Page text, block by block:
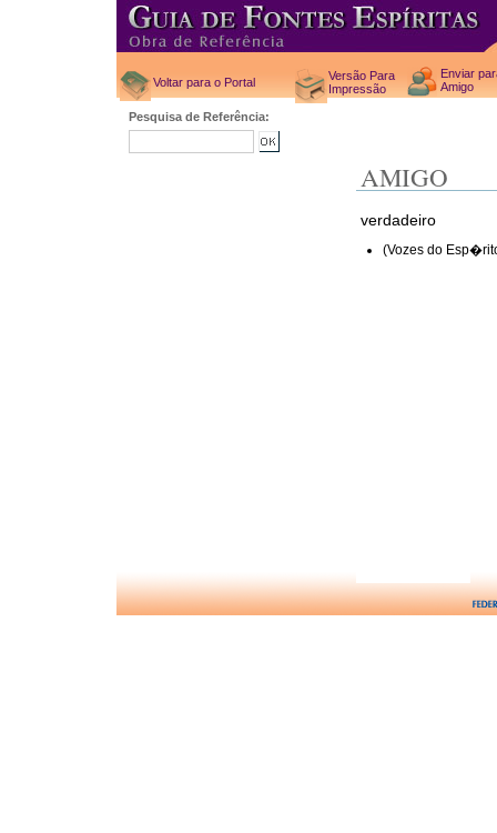
Voltar para o Portal
Versão Para
Impressão
Enviar
Amigo
Pesquisa de Referência:
AMIGO
verdadeiro
(Vozes do